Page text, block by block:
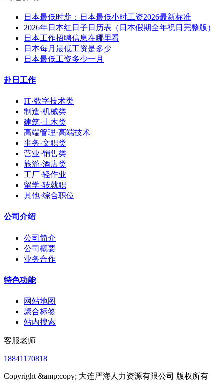
日本最低时薪：日本最低小时工资2026最新标准
2026年日本红日子日历表（日本假期全年祝日完整版）
日本工作招聘信息在哪里看
日本每月最低工资是多少
日本最低工资多少一月
赴日工作
IT·数字技术类
制造·机械类
建筑·土木类
高端管理·高端技术
事务·文职类
营业·销售类
旅游·酒店类
工厂·轻作业
留学·转就职
其他·综合职位
公司介绍
公司简介
公司概要
业务合作
特色功能
网站地图
聚合标签
站内搜索
客服老师
18841170818
Copyright &amp;copy; 大连严海人力资源有限公司 版权所有